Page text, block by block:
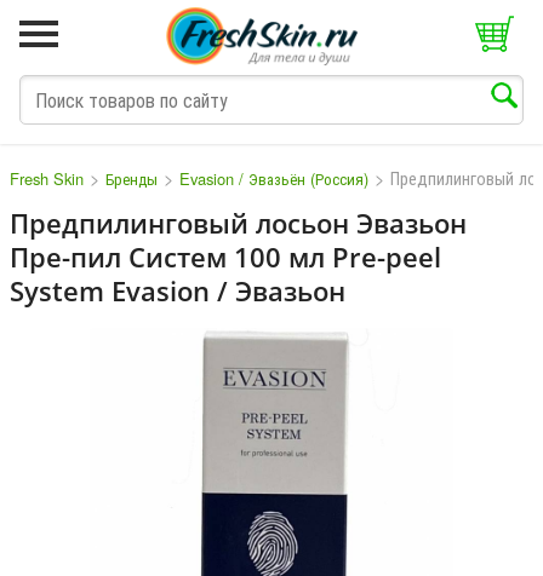
Fresh Skin > Бренды > Evasion / Эвазьён (Россия) > Предпилинговый
Предпилинговый лосьон Эвазьон
Пре-пил Систем 100 мл Pre-peel
System Evasion / Эвазьон
M N O P Q S T V